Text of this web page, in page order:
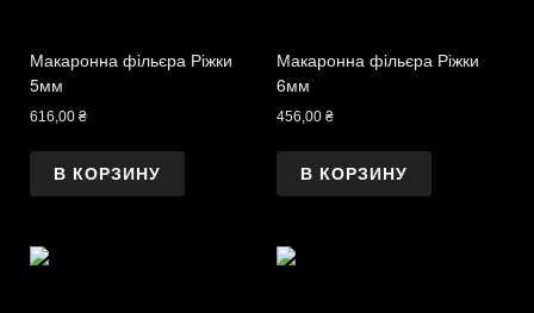
Макаронна фільєра Ріжки
5мм
616,00 ₴
В КОРЗИНУ
Макаронна фільєра Ріжки
6мм
456,00 ₴
В КОРЗИНУ